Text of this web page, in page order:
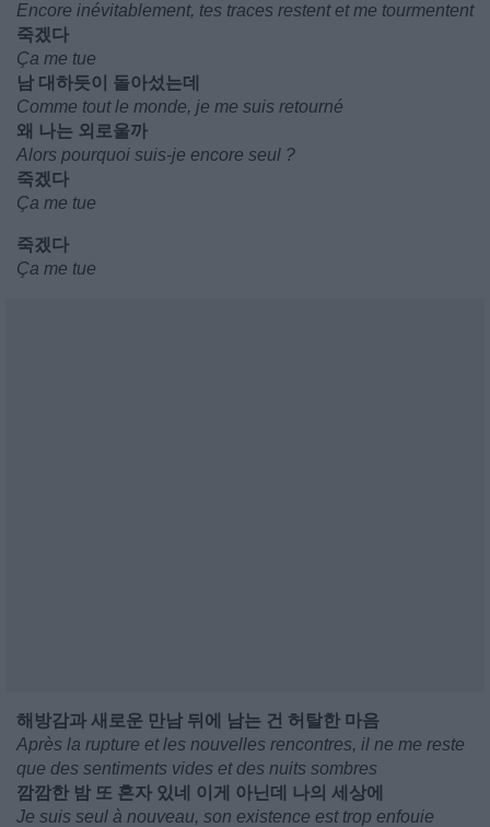
Encore inévitablement, tes traces restent et me tourmentent
죽겠다
Ça me tue
남 대하듯이 돌아섰는데
Comme tout le monde, je me suis retourné
왜 나는 외로울까
Alors pourquoi suis-je encore seul ?
죽겠다
Ça me tue
죽겠다
Ça me tue
해방감과 새로운 만남 뒤에 남는 건 허탈한 마음
Après la rupture et les nouvelles rencontres, il ne me reste
que des sentiments vides et des nuits sombres
깜깜한 밤 또 혼자 있네 이게 아닌데 나의 세상에
Je suis seul à nouveau, son existence est trop enfouie